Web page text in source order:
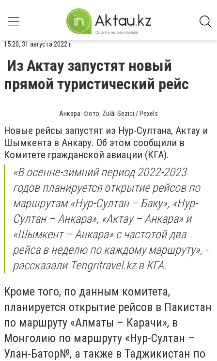
15:20, 31 августа 2022 г.
Из Актау запустят новый
прямой туристический рейс
Анкара. Фото: Zülâl Sezici / Pexels
Новые рейсы запустят из Нур-Султана, Актау и
Шымкента в Анкару. Об этом сообщили в
Комитете гражданской авиации (КГА).
«В осенне-зимний период 2022-2023
годов планируется открытие рейсов по
маршрутам «Нур-Султан – Баку», «Нур-
Султан – Анкара», «Актау – Анкара» и
«Шымкент – Анкара» с частотой два
рейса в неделю по каждому маршруту», -
рассказали Tengritravel.kz в КГА.
Кроме того, по данным комитета,
планируется открытие рейсов в Пакистан
по маршруту «Алматы – Карачи», в
Монголию по маршруту «Нур-Султан –
Улан-Батор№, а также в Таджикистан по